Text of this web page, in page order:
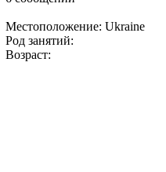
Местоположение: Ukraine
Род занятий:
Возраст: